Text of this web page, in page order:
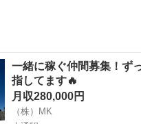
一緒に稼ぐ仲間募集！ず
指してます🔥
月収280,000円
（株）MK